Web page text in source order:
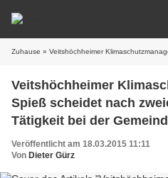
Zuhause » Veitshöchheimer Klimaschutzmanager Jochen Spieß scheidet nach
Veitshöchheimer
Spieß scheidet nach
Tätigkeit bei der
Jan Speth
Veröffentlicht am 18.03.2015 11:11
Von Dieter Gürz